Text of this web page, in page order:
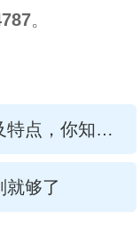
。
切削液消泡剂的种类及特点，你知道吗？
就够了